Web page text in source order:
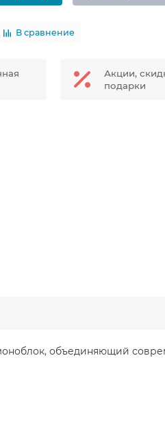
В сравнение
Акции,
подарки
объединяющий